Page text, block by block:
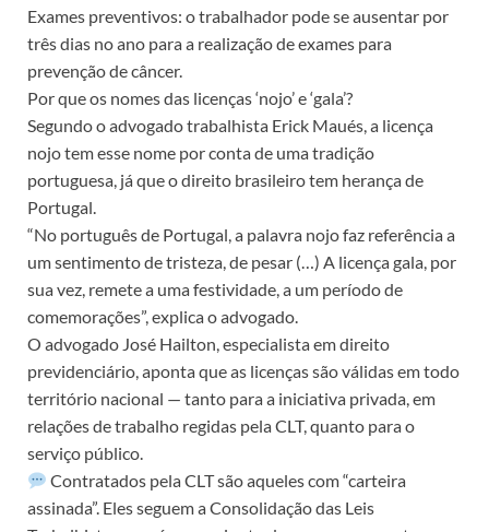
Exames preventivos: o trabalhador pode se ausentar por
três dias no ano para a realização de exames para
prevenção de câncer.
Por que os nomes das licenças ‘nojo’ e ‘gala’?
Segundo o advogado trabalhista Erick Maués, a licença
nojo tem esse nome por conta de uma tradição
portuguesa, já que o direito brasileiro tem herança de
Portugal.
“No português de Portugal, a palavra nojo faz referência a
um sentimento de tristeza, de pesar (…) A licença gala, por
sua vez, remete a uma festividade, a um período de
comemorações”, explica o advogado.
O advogado José Hailton, especialista em direito
previdenciário, aponta que as licenças são válidas em todo
território nacional — tanto para a iniciativa privada, em
relações de trabalho regidas pela CLT, quanto para o
serviço público.
Contratados pela CLT são aqueles com “carteira
assinada”. Eles seguem a Consolidação das Leis